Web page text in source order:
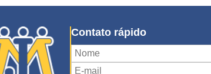
Contato rápido